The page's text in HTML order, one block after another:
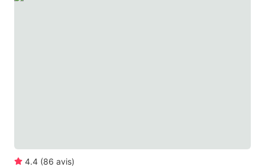
4.4 (86 avis)